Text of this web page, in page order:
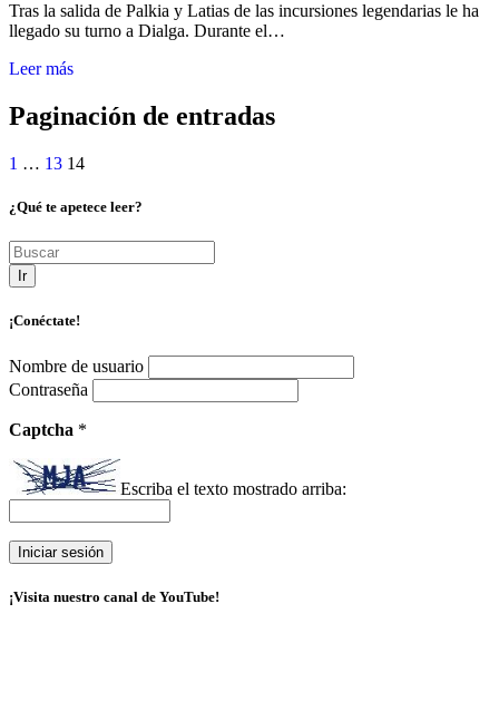
Tras la salida de Palkia y Latias de las incursiones legendarias le ha
llegado su turno a Dialga. Durante el…
Leer más
Paginación de entradas
1 … 13 14
¿Qué te apetece leer?
Ir
¡Conéctate!
Nombre de usuario
Contraseña
Captcha *
Escriba el texto mostrado arriba:
¡Visita nuestro canal de YouTube!